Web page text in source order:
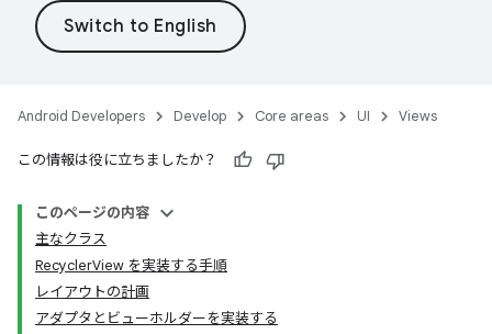
Android Developers Develop Core areas UI Views
この情報は役に立ちましたか？
このページの内容
主なクラス
RecyclerView を実装する手順
レイアウトの計画
アダプタとビューホルダーを実装する